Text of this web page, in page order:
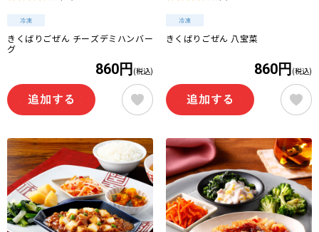
きくばりごぜん チーズデミハンバー
グ
860円 (税込)
きくばりごぜん 八宝菜
860円 (税込)